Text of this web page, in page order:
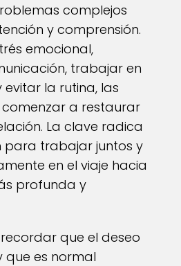
complejos
y comprensión.
emocional,
trabajar en
la rutina, las
a restaurar
La clave radica
para trabajar juntos y
en el viaje hacia
profunda y
que el deseo
que es normal